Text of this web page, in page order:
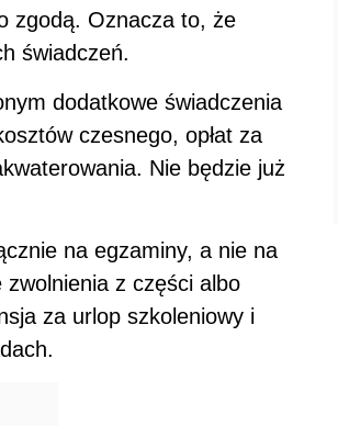
za urlop szkoleniowy i